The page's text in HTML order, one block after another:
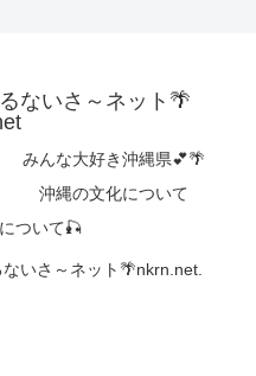
ないさ～ネット🌴
みんな大好き沖縄県💕🌴
沖縄の文化について
ついて🎣
いさ～ネット🌴nkrn.net.